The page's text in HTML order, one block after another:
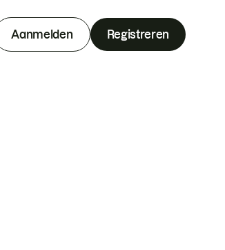
Aanmelden Registreren